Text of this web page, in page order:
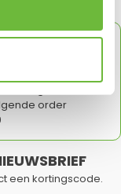
order
een kortingscode.